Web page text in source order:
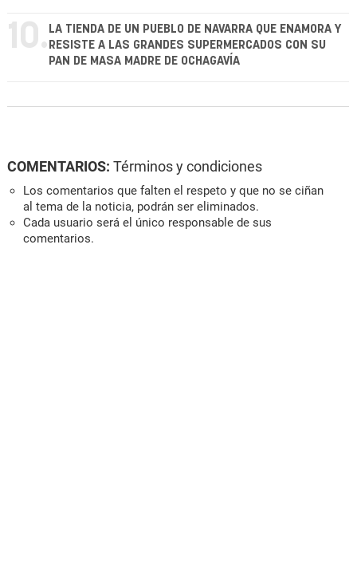
10. LA TIENDA DE UN PUEBLO DE NAVARRA QUE ENAMORA Y
RESISTE A LAS GRANDES SUPERMERCADOS CON SU
PAN DE MASA MADRE DE OCHAGAVÍA
COMENTARIOS: Términos y condiciones
Los comentarios que falten el respeto y que no se ciñan
al tema de la noticia, podrán ser eliminados.
Cada usuario será el único responsable de sus
comentarios.